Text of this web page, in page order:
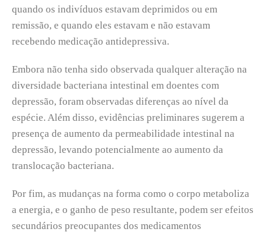
quando os indivíduos estavam deprimidos ou em
remissão, e quando eles estavam e não estavam
recebendo medicação antidepressiva.
Embora não tenha sido observada qualquer alteração na
diversidade bacteriana intestinal em doentes com
depressão, foram observadas diferenças ao nível da
espécie. Além disso, evidências preliminares sugerem a
presença de aumento da permeabilidade intestinal na
depressão, levando potencialmente ao aumento da
translocação bacteriana.
Por fim, as mudanças na forma como o corpo metaboliza
a energia, e o ganho de peso resultante, podem ser efeitos
secundários preocupantes dos medicamentos